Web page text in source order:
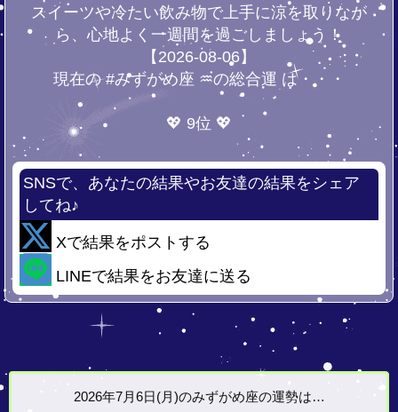
スイーツや冷たい飲み物で上手に涼を取りなが
ら、心地よく一週間を過ごしましょう！
【2026-08-06】
現在の #みずがめ座 ♒の総合運 は・・・
💖 9位 💖
SNSで、あなたの結果やお友達の結果をシェア
してね♪
Xで結果をポストする
LINEで結果をお友達に送る
2026年7月6日(月)のみずがめ座の運勢は…